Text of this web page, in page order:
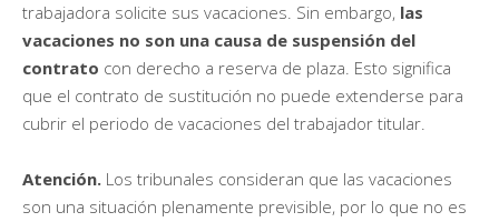
trabajadora solicite sus vacaciones. Sin embargo, las
vacaciones no son una causa de suspensión del
contrato con derecho a reserva de plaza. Esto significa
que el contrato de sustitución no puede extenderse para
cubrir el periodo de vacaciones del trabajador titular.
Atención. Los tribunales consideran que las vacaciones
son una situación plenamente previsible, por lo que no es